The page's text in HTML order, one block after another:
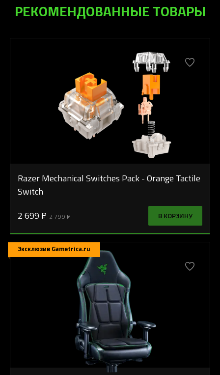
РЕКОМЕНДОВАННЫЕ ТОВАРЫ
Razer Mechanical Switches Pack - Orange Tactile
Switch
2 699 ₽ 2 799 ₽ В КОРЗИНУ
Эксклюзив Gametrica.ru